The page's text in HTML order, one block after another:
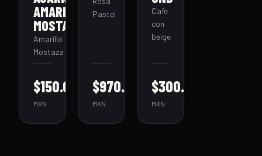
AMARILLO
MOSTAZA
Amarillo
Mostaza
$150.00
MXN
Pastel
$970.00
MXN
Cafe
con
beige
$300.00
MXN